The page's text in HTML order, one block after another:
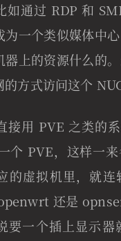
如通过 RDP 和
为一个类似媒体中
器上的资源什么的
方式访问这个 NUC
接用 PVE 之类的
个 PVE，这样一
的虚拟机里，就
还是
要一个插上显示